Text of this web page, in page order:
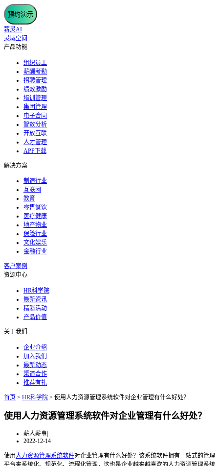
预约演示
薪灵AI
灵域空间
产品功能
组织员工
薪酬考勤
招聘管理
绩效激励
培训管理
集团管理
电子合同
智数分析
开放互联
人才管理
APP下载
解决方案
制造行业
互联网
教育
零售餐饮
医疗健康
地产物业
保险行业
文化娱乐
金融行业
客户案例
资源中心
HR科学院
最新资讯
精彩活动
产品价值
关于我们
企业介绍
加入我们
最新动态
渠道合作
推荐有礼
首页 > HR科学院 > 使用人力资源管理系统软件对企业管理有什么好处？
使用人力资源管理系统软件对企业管理有什么好处？
薪人薪事|
2022-12-14
使用人力资源管理系统软件对企业管理有什么好处？该系统软件拥有一站式的管理
平台来系统化、规范化、流程化管理，这也是企业越来越喜欢的人力资源管理系统